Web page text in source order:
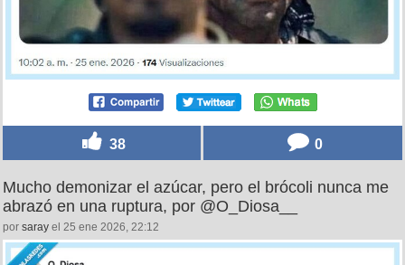
38 0
Mucho demonizar el azúcar, pero el brócoli nunca me
abrazó en una ruptura, por @O_Diosa__
por saray el 25 ene 2026, 22:12